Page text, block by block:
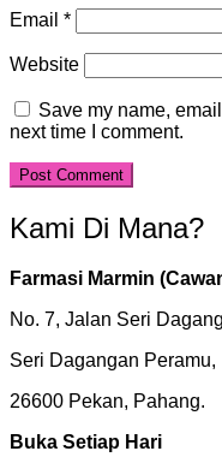
Email *
Website
Save my name,
next time I comment.
Kami Di Mana?
Farmasi Marmin
No. 7, Jalan Seri
Seri Dagangan Peramu,
26600 Pekan, Pahang.
Buka Setiap Hari